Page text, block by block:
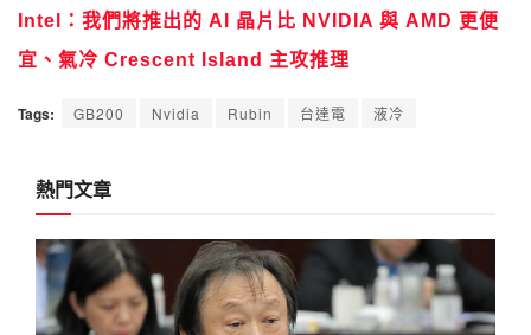
Intel：我們將推出的 AI 晶片比 NVIDIA 與 AMD 更便
宜、氣冷 Crescent Island 主攻推理
Tags: GB200 Nvidia Rubin 台達電 液冷
熱門文章